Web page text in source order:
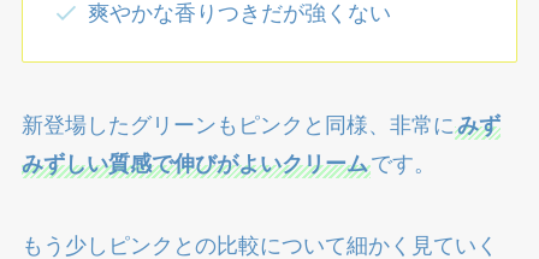
爽やかな香りつきだが強くない
新登場したグリーンもピンクと同様、非常にみず
みずしい質感で伸びがよいクリームです。
もう少しピンクとの比較について細かく見ていく